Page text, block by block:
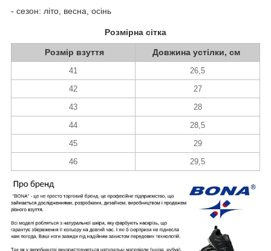
- сезон: літо, весна, осінь
Розмірна сітка
Розмір взуття Довжина устілки, см
41
26,5
42
27
43
28
44
28,5
45
29
46
29,5